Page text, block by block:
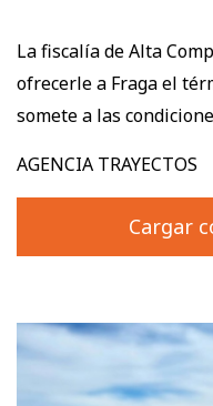
La fiscalía de Alta
ofrecerle a Fraga el
somete a las
AGENCIA TRAYECTOS
Cargar